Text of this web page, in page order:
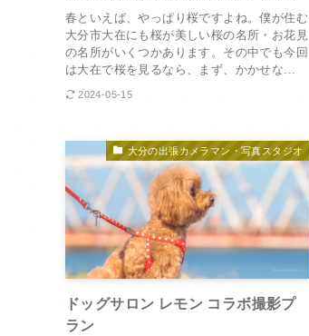
春といえば、やっぱり桜ですよね。僕が住む
大分市大在にも桜が美しい桜の名所・お花見
の名所がいくつかあります。その中でも今回
は大在で桜を見るなら、まず、かかせな...
2024-05-15
大分の出張カメラマン・写真スタジオ
ドッグサロン レモン コラボ撮影プ
ラン